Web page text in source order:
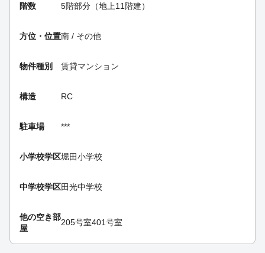
階数 5階部分（地上11階建）
方位・位置南 / その他
物件種別 賃貸マンション
構造 RC
駐車場 ***
小学校学区堀田小学校
中学校学区田光中学校
他の空き部
屋
205号室401号室